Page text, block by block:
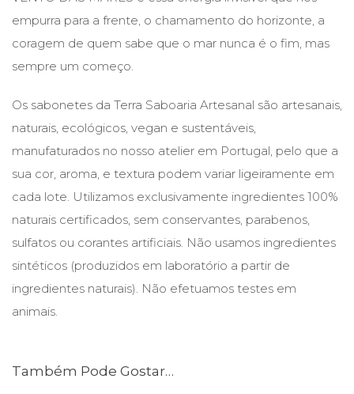
empurra para a frente, o chamamento do horizonte, a
coragem de quem sabe que o mar nunca é o fim, mas
sempre um começo.
Os sabonetes da Terra Saboaria Artesanal são artesanais,
naturais, ecológicos, vegan e sustentáveis,
manufaturados no nosso atelier em Portugal, pelo que a
sua cor, aroma, e textura podem variar ligeiramente em
cada lote. Utilizamos exclusivamente ingredientes 100%
naturais certificados, sem conservantes, parabenos,
sulfatos ou corantes artificiais. Não usamos ingredientes
sintéticos (produzidos em laboratório a partir de
ingredientes naturais). Não efetuamos testes em
animais.
Também Pode Gostar…